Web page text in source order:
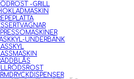
-GRILL
UNDERBÄNK